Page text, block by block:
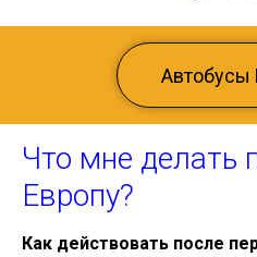
Автобусы
Что мне делать
Европу?
Как действовать после